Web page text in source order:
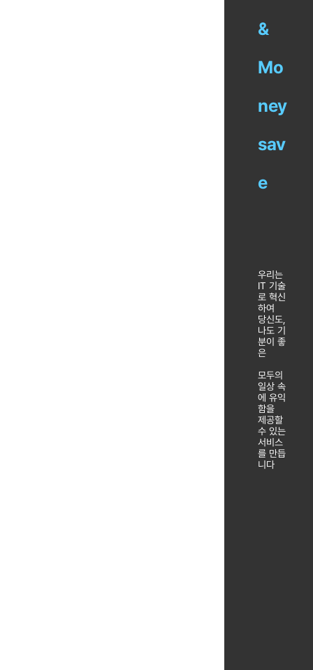
&
Mo
ney
sav
e
우리는
IT 기술
로 혁신
하여
당신도,
나도 기
분이 좋
은
모두의
일상 속
에 유익
함을
제공할
수 있는
서비스
를 만듭
니다